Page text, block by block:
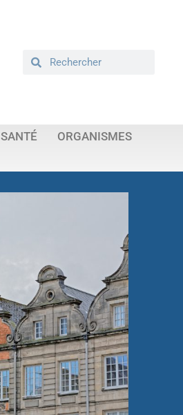
SANTÉ
ORGANISMES